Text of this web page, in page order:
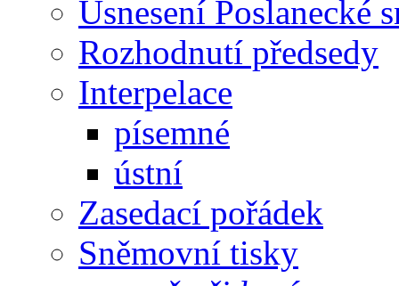
Usnesení Poslanecké
Rozhodnutí předsedy
Interpelace
písemné
ústní
Zasedací pořádek
Sněmovní tisky